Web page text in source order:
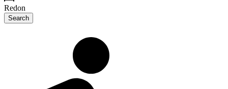
Redon
Search